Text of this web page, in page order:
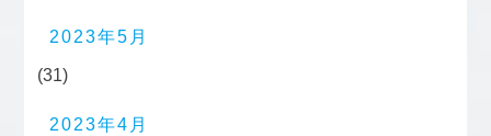
2023年5月
(31)
2023年4月